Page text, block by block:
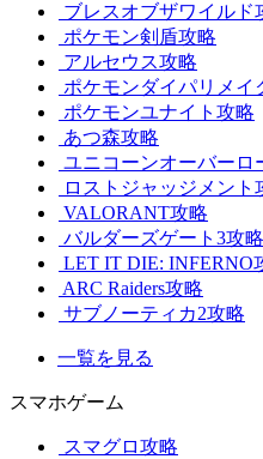
ブレスオブザワイルド
ポケモン剣盾攻略
アルセウス攻略
ポケモンダイパリメイ
ポケモンユナイト攻略
あつ森攻略
ユニコーンオーバーロ
ロストジャッジメント
VALORANT攻略
バルダーズゲート3攻略
LET IT DIE: INFERNO
ARC Raiders攻略
サブノーティカ2攻略
一覧を見る
スマホゲーム
スマグロ攻略